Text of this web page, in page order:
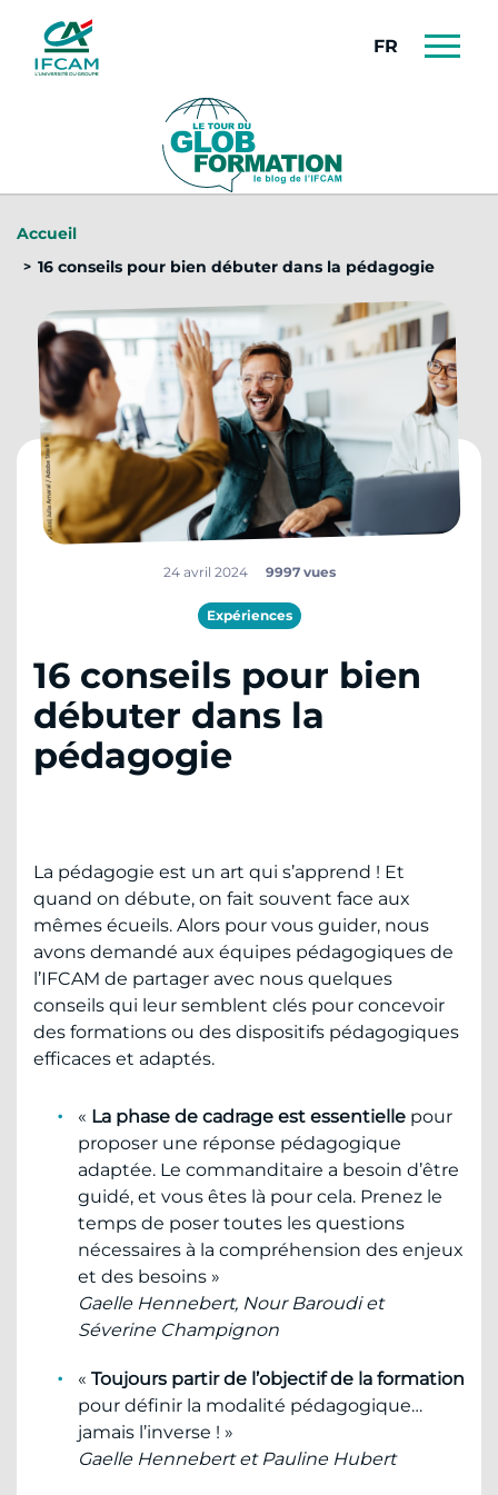
FRANÇAIS
Accueil
16 conseils pour bien débuter dans la pédagogie
24 avril 2024 9997 vues
Expériences
16 conseils pour bien
débuter dans la
pédagogie
La pédagogie est un art qui s’apprend ! Et
quand on débute, on fait souvent face aux
mêmes écueils. Alors pour vous guider, nous
avons demandé aux équipes pédagogiques de
l’IFCAM de partager avec nous quelques
conseils qui leur semblent clés pour concevoir
des formations ou des dispositifs pédagogiques
efficaces et adaptés.
« La phase de cadrage est essentielle pour
proposer une réponse pédagogique
adaptée. Le commanditaire a besoin d’être
guidé, et vous êtes là pour cela. Prenez le
temps de poser toutes les questions
nécessaires à la compréhension des enjeux
et des besoins »
Gaelle Hennebert, Nour Baroudi et
Séverine Champignon
« Toujours partir de l’objectif de la formation
pour définir la modalité pédagogique…
jamais l’inverse ! »
Gaelle Hennebert et Pauline Hubert